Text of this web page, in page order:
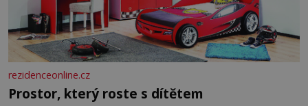
rezidenceonline.cz
Prostor, který roste s dítětem